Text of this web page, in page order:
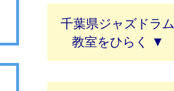
千葉県ジャズドラム
教室